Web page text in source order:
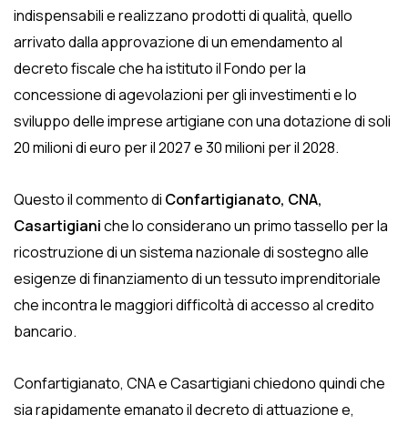
indispensabili e realizzano prodotti di qualità, quello
arrivato dalla approvazione di un emendamento al
decreto fiscale che ha istituto il Fondo per la
concessione di agevolazioni per gli investimenti e lo
sviluppo delle imprese artigiane con una dotazione di soli
20 milioni di euro per il 2027 e 30 milioni per il 2028.
Questo il commento di Confartigianato, CNA,
Casartigianiche lo considerano un primo tassello per la
ricostruzione di un sistema nazionale di sostegno alle
esigenze di finanziamento di un tessuto imprenditoriale
che incontra le maggiori difficoltà di accesso al credito
bancario.
Confartigianato, CNA e Casartigiani chiedono quindi che
sia rapidamente emanato il decreto di attuazione e,